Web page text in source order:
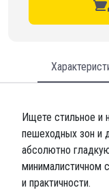
Ищете стильное и
пешеходных зон и
абсолютно
минималистичном
и практичности.